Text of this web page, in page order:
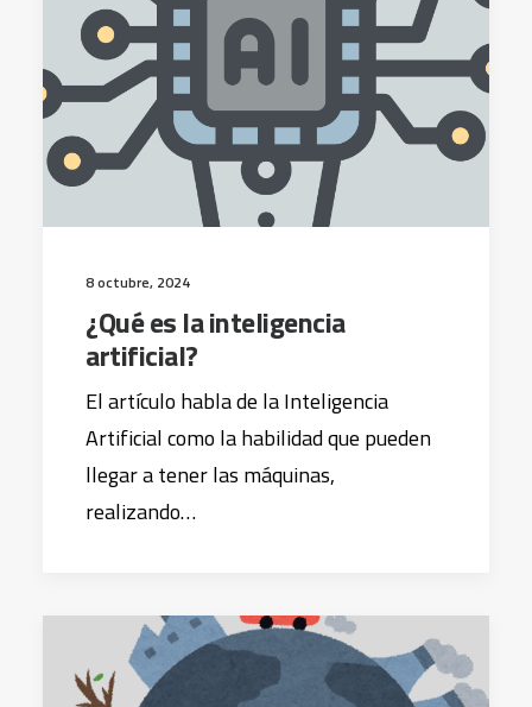
8 octubre, 2024
¿Qué es la inteligencia
artificial?
El artículo habla de la Inteligencia
Artificial como la habilidad que pueden
llegar a tener las máquinas,
realizando…